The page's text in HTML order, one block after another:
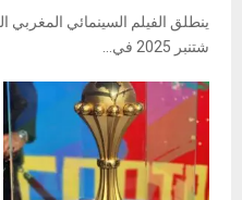
شتنبر 2025 في...